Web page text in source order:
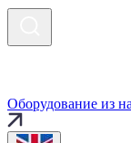
Оборудование из